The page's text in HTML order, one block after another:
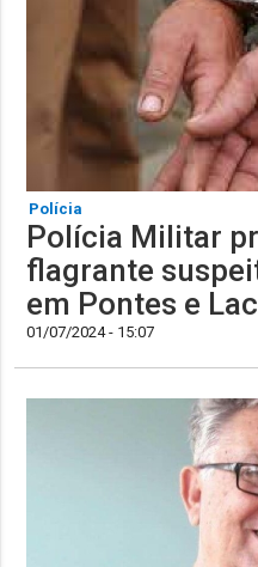
Polícia
Polícia Militar
flagrante
em Pontes e
01/07/2024 - 15:07